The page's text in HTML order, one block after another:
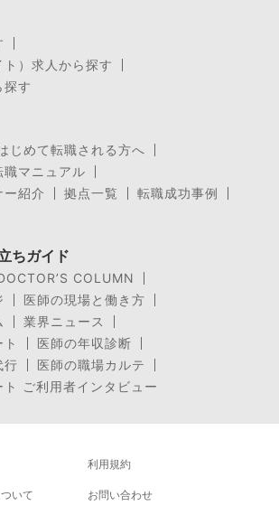
）求人から探す
探す
じめて転職される方へ
職マニュアル
ー紹介
拠点一覧
転職成功事例
ちガイド
COLUMN
医師の現場と働き方
業界ニュース
医師の年収診断
行
医師の職場カルテ
ご利用者インタビュー
利用規約
いて お問い合わせ